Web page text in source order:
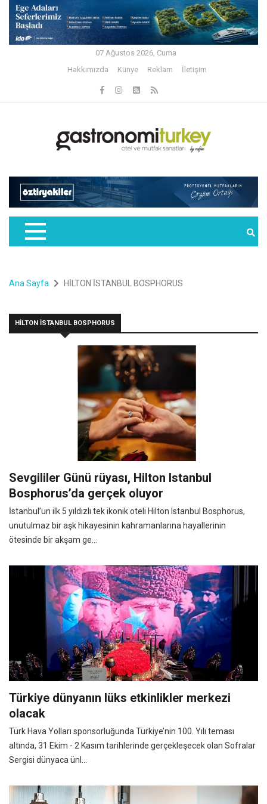
07 Ağustos 2026, Cuma
Hakkımızda
Künye Reklam İletişim
Ana Sayfa HİLTON İSTANBUL BOSPHORUS
HİLTON İSTANBUL BOSPHORUS
Sevgililer Günü rüyası, Hilton Istanbul
Bosphorus’da gerçek oluyor
İstanbul’un ilk 5 yıldızlı tek ikonik oteli Hilton Istanbul Bosphorus,
unutulmaz bir aşk hikayesinin kahramanlarına hayallerinin
ötesinde bir akşam ge...
Türkiye dünyanın lüks etkinlikler merkezi
olacak
Türk Hava Yolları sponsorluğunda Türkiye’nin 100. Yılı teması
altında, 31 Ekim - 2 Kasım tarihlerinde gerçekleşecek olan Sofralar
Sergisi dünyaca ünl...